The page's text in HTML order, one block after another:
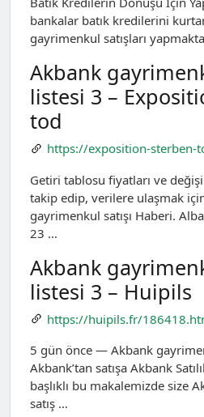
bankalar batık kredilerini
gayrimenkul satışları
Akbank
listesi 3 –
tod
https://exposition-sterben-
Getiri tablosu fiyatları ve
takip edip, verilere ulaşmak
gayrimenkul satışı Haberi.
23 …
Akbank
listesi 3 – Huipils
https://huipils.fr/
5 gün önce — Akbank
Akbank’tan satışa Akbank
başlıklı bu makalemizde size
satış …